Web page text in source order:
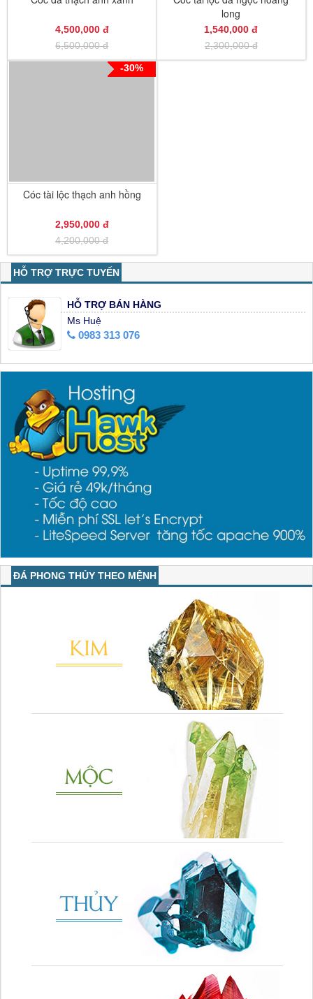
4,500,000 đ
6,500,000 đ
long
1,540,000 đ
2,300,000 đ
-30%
Cóc tài lộc thạch anh hồng
2,950,000 đ
4,200,000 đ
HỖ TRỢ TRỰC TUYẾN
HỖ TRỢ BÁN HÀNG
Ms Huệ
0983 313 076
ĐÁ PHONG THỦY THEO MỆNH